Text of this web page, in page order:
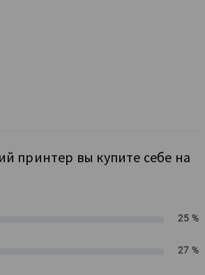
принтер вы купите себе на
25 %
27 %